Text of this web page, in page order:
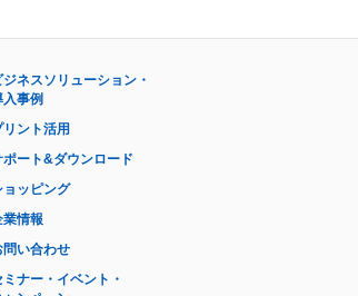
ジネスソリューション・
入事例
リント活用
ポート&ダウンロード
ョッピング
業情報
問い合わせ
ミナー・イベント・